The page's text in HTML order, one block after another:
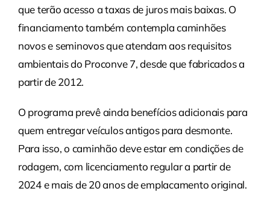
que terão acesso a taxas de juros mais baixas. O
financiamento também contempla caminhões
novos e seminovos que atendam aos requisitos
ambientais do Proconve 7, desde que fabricados a
partir de 2012.
O programa prevê ainda benefícios adicionais para
quem entregar veículos antigos para desmonte.
Para isso, o caminhão deve estar em condições de
rodagem, com licenciamento regular a partir de
2024 e mais de 20 anos de emplacamento original.